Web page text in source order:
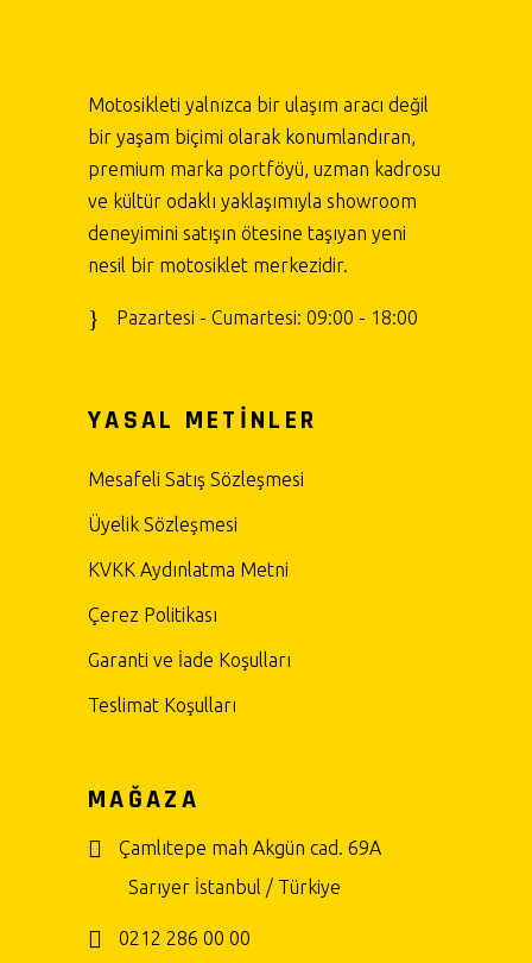
Motosikleti yalnızca bir ulaşım aracı değil
bir yaşam biçimi olarak konumlandıran,
premium marka portföyü, uzman kadrosu
ve kültür odaklı yaklaşımıyla showroom
deneyimini satışın ötesine taşıyan yeni
nesil bir motosiklet merkezidir.
Pazartesi - Cumartesi: 09:00 - 18:00
YASAL METİNLER
Mesafeli Satış Sözleşmesi
Üyelik Sözleşmesi
KVKK Aydınlatma Metni
Çerez Politikası
Garanti ve İade Koşulları
Teslimat Koşulları
MAĞAZA
Çamlıtepe mah Akgün cad. 69A
Sarıyer İstanbul / Türkiye
0212 286 00 00